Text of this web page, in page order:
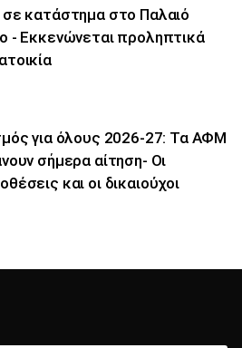
κατάστημα στο Παλαιό
- Εκκενώνεται προληπτικά
για όλους 2026-27: Τα ΑΦΜ
σήμερα αίτηση- Οι
και οι δικαιούχοι